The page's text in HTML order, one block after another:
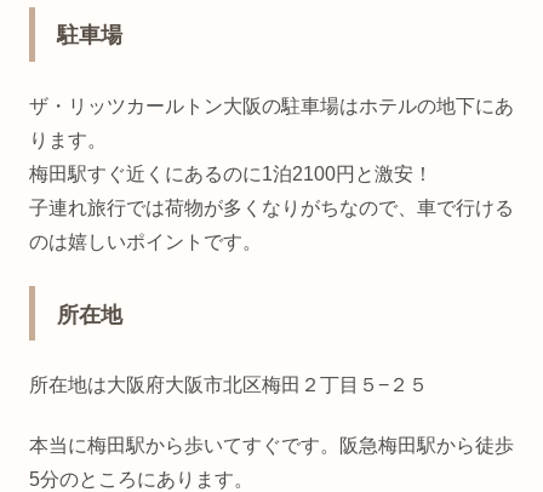
駐車場
ザ・リッツカールトン大阪の駐車場はホテルの地下にあ
ります。
梅田駅すぐ近くにあるのに1泊2100円と激安！
子連れ旅行では荷物が多くなりがちなので、車で行ける
のは嬉しいポイントです。
所在地
所在地は大阪府大阪市北区梅田２丁目５−２５
本当に梅田駅から歩いてすぐです。阪急梅田駅から徒歩
5分のところにあります。